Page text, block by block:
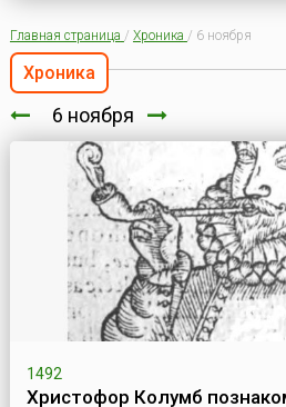
Главная страница / Хроника / 6 ноября
Хроника
6 ноября
1492
Христофор Колумб